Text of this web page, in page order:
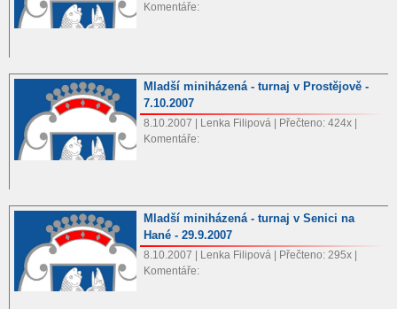
Komentáře:
Mladší miniházená - turnaj v Prostějově -
7.10.2007
8.10.2007 | Lenka Filipová | Přečteno: 424x |
Komentáře:
Mladší miniházená - turnaj v Senici na
Hané - 29.9.2007
8.10.2007 | Lenka Filipová | Přečteno: 295x |
Komentáře: